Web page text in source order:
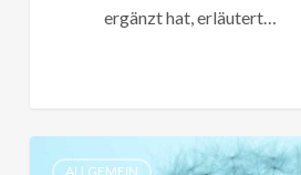
ergänzt hat, erläutert…
ALLGEMEIN